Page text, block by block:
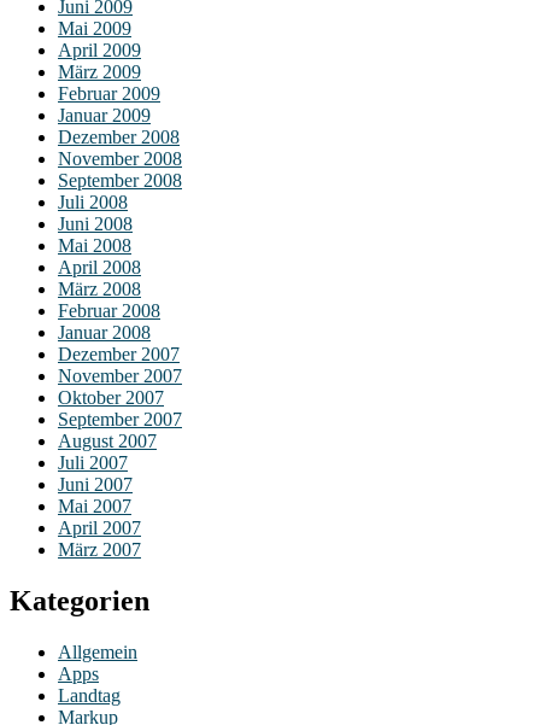
Juni 2009
Mai 2009
April 2009
März 2009
Februar 2009
Januar 2009
Dezember 2008
November 2008
September 2008
Juli 2008
Juni 2008
Mai 2008
April 2008
März 2008
Februar 2008
Januar 2008
Dezember 2007
November 2007
Oktober 2007
September 2007
August 2007
Juli 2007
Juni 2007
Mai 2007
April 2007
März 2007
Kategorien
Allgemein
Apps
Landtag
Markup